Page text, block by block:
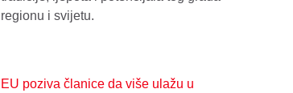
regionu i svijetu.
EU poziva članice da više ulažu u